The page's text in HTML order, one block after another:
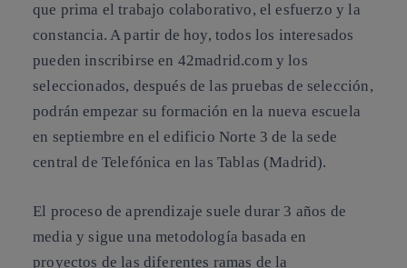
que prima el trabajo colaborativo, el esfuerzo y la
constancia. A partir de hoy, todos los interesados
pueden inscribirse en 42madrid.com y los
seleccionados, después de las pruebas de selección,
podrán empezar su formación en la nueva escuela
en septiembre en el edificio Norte 3 de la sede
central de Telefónica en las Tablas (Madrid).
El proceso de aprendizaje suele durar 3 años de
media y sigue una metodología basada en
proyectos de las diferentes ramas de la